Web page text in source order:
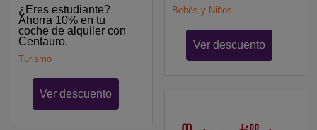
¿Eres estudiante?
Ahorra 10% en tu
coche de alquiler con
Centauro.
Turismo
Ver descuento
Bebés y Niños
Ver descuento